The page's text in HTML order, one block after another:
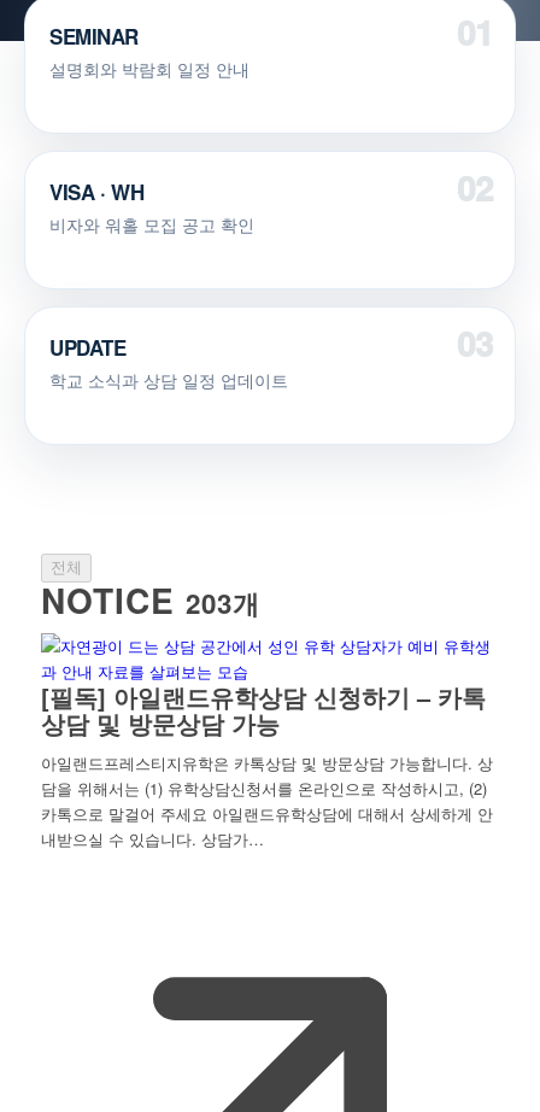
SEMINAR
설명회와 박람회 일정 안내
VISA · WH
비자와 워홀 모집 공고 확인
UPDATE
학교 소식과 상담 일정 업데이트
전체
NOTICE 203개
[필독] 아일랜드유학상담 신청하기 – 카톡
상담 및 방문상담 가능
아일랜드프레스티지유학은 카톡상담 및 방문상담 가능합니다. 상
담을 위해서는 (1) 유학상담신청서를 온라인으로 작성하시고, (2)
카톡으로 말걸어 주세요 아일랜드유학상담에 대해서 상세하게 안
내받으실 수 있습니다. 상담가…